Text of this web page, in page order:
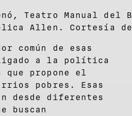
Teatro Manual del
Allen. Cortesía
común de esas
a la política
propone el
pobres. Esas
desde diferentes
buscan